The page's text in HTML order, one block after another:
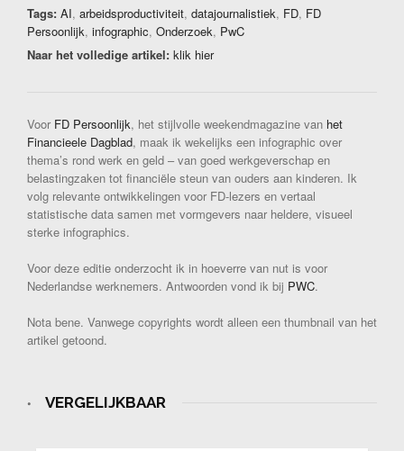
Tags: AI, arbeidsproductiviteit, datajournalistiek, FD, FD
Persoonlijk, infographic, Onderzoek, PwC
Naar het volledige artikel: klik hier
Voor FD Persoonlijk, het stijlvolle weekendmagazine van het
Financieele Dagblad, maak ik wekelijks een infographic over
thema’s rond werk en geld – van goed werkgeverschap en
belastingzaken tot financiële steun van ouders aan kinderen. Ik
volg relevante ontwikkelingen voor FD-lezers en vertaal
statistische data samen met vormgevers naar heldere, visueel
sterke infographics.
Voor deze editie onderzocht ik in hoeverre van nut is voor
Nederlandse werknemers. Antwoorden vond ik bij PWC.
Nota bene. Vanwege copyrights wordt alleen een thumbnail van het
artikel getoond.
• VERGELIJKBAAR